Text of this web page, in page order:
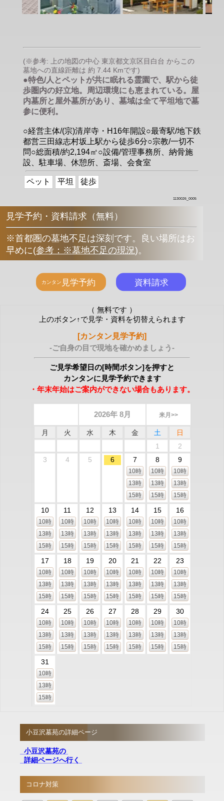
(※参考: 上の地図の中心 東京都文京区目白台 からこの
墓地への直線距離は 約 7.44 Kmです)
●特色/人とペットが共に眠れる霊園で、駅から徒
歩圏内の好立地。周辺環境にも恵まれている。屋
内墓所と屋外墓所があり、墓域は全て平坦地で墓
参に便利。
○経営主体/(宗)清岸寺・H16年開設○最寄駅/地下鉄
都営三田線志村坂上駅から徒歩6分○宗教/一切不
問○総面積/約2,194㎡○設備/管理事務所、納骨施
設、駐車場、休憩所、斎場、会食室
ペット 平坦 徒歩
1130026_0005
見学予約・資料請求（無料）
※首都圏の墓地不足は深刻です。良い場所はお
早めに(参考：※墓地不足の現況)。
（ 無料です ）
上のボタン↑で見学・資料を切替えられます
[カンタン見学予約]
-ご自身の目で現地を確かめましょう-
ご見学希望日の[時間ボタン]を押すと
カンタンに見学予約できます
・年末年始はご案内ができない場合もあります。
2026年 8月 来月>>
月 火 水 木 金 土
日
1
2
3
4 5 6 7
10時
13時
15時
8
10時
13時
15時
9
10時
13時
15時
10
10時
13時
15時
11
10時
13時
15時
12
10時
13時
15時
13
10時
13時
15時
14
10時
13時
15時
15
10時
13時
15時
16
10時
13時
15時
17
10時
13時
15時
18
10時
13時
15時
19
10時
13時
15時
20
10時
13時
15時
21
10時
13時
15時
22
10時
13時
15時
23
10時
13時
15時
24
10時
13時
15時
25
10時
13時
15時
26
10時
13時
15時
27
10時
13時
15時
28
10時
13時
15時
29
10時
13時
15時
30
10時
13時
15時
31
10時
13時
15時
小豆沢墓苑の詳細ページ
小豆沢墓苑の
詳細ページへ行く
コロナ対策